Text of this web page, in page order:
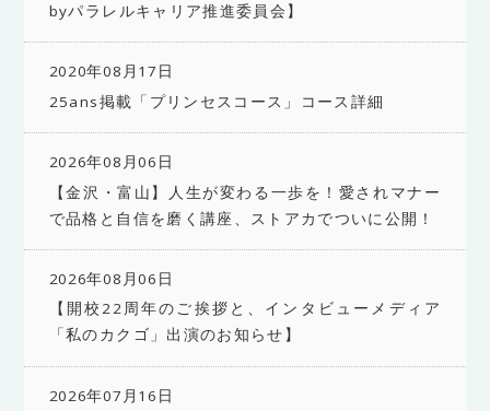
byパラレルキャリア推進委員会】
2020年08月17日
25ans掲載「プリンセスコース」コース詳細
2026年08月06日
【金沢・富山】人生が変わる一歩を！愛されマナー
で品格と自信を磨く講座、ストアカでついに公開！
2026年08月06日
【開校22周年のご挨拶と、インタビューメディア
「私のカクゴ」出演のお知らせ】
2026年07月16日